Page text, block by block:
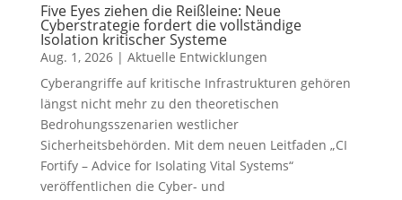
Five Eyes ziehen die Reißleine: Neue
Cyberstrategie fordert die vollständige
Isolation kritischer Systeme
Aug. 1, 2026| Aktuelle Entwicklungen
Cyberangriffe auf kritische Infrastrukturen gehören
längst nicht mehr zu den theoretischen
Bedrohungsszenarien westlicher
Sicherheitsbehörden. Mit dem neuen Leitfaden „CI
Fortify – Advice for Isolating Vital Systems“
veröffentlichen die Cyber- und